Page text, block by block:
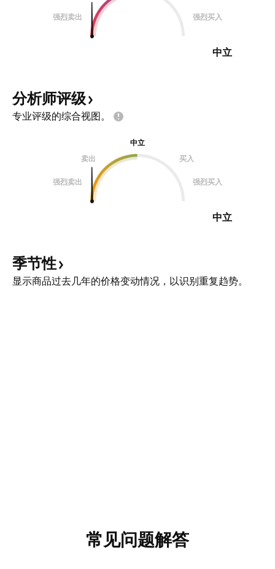
强烈卖出 强烈买入
中立
分析师评级
专业评级的综合视图。
中立
卖出
买入
强烈卖出 强烈买入
中立
季节性
显示商品过去几年的价格变动情况，以识别重复趋势。
常见问题解答